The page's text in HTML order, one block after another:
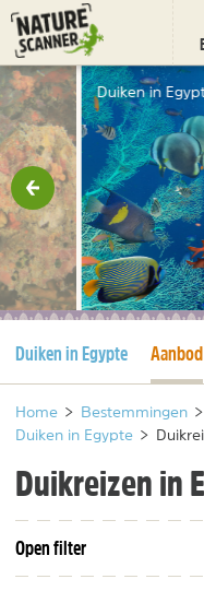
Ga
naar
content
Bestemmingen
Overnachten
Activiteiten
Natuurparken
Dieren
Nieuwsbrief
Duiken in
Huidige pagina
Duiken in Egypte Huidige
Aanbod
Home > Bestemmingen >
Duiken in Egypte >
Duikreizen in
Open filter